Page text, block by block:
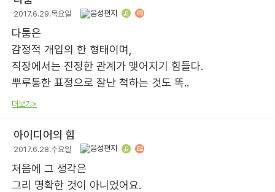
2017.6.29.목요일
다툼은
감정적 개입의 한 형태이며,
직장에서는 진정한 관계가 맺어지기 힘들다.
뿌루퉁한 표정으로 잘난 척하는 것도 똑..
더보기>
아이디어의 힘
2017.6.28.수요일
처음에 그 생각은
그리 명확한 것이 아니었어요.